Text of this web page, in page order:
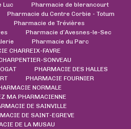
Luc
Pharmacie de blerancourt
Pharmacie du Centre Corbie - Totum
Pharmacie de Trévières
Pharmacie d’Avesnes-le-Sec
Pharmacie du Parc
CHARREIX-FAVRE
SONVEAU
PHARMACIE DES HALLES
PHARMACIE FOURNIER
NORMALE
MA PHARMACIENNE
DE SAINVILLE
DE SAINT-EGREVE
DE LA MUSAU